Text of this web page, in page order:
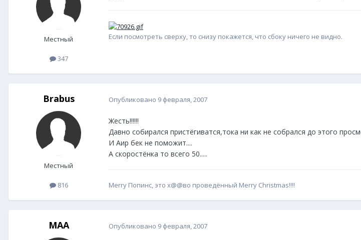
Местный
347
Если посмотреть сверху, то снизу покажется, что сбоку ничего не видно.
Brabus
Местный
816
Опубликовано 9 февраля, 2007
Жесть!!!!!!
Давно собирался пристёгиватся,тока ни как не собрался до этого
И Аир бек не поможит....
А скоростёнка то всего 50.....
Merry Попинс, это х@@во проведённый Merry Christmas!!!!
MAA Опубликовано 9 февраля, 2007